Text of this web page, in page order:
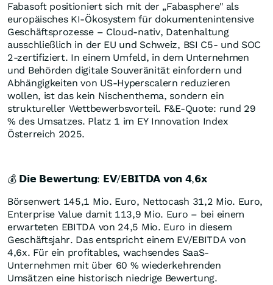
Fabasoft positioniert sich mit der „Fabasphere" als
europäisches KI-Ökosystem für dokumentenintensive
Geschäftsprozesse – Cloud-nativ, Datenhaltung
ausschließlich in der EU und Schweiz, BSI C5- und SOC
2-zertifiziert. In einem Umfeld, in dem Unternehmen
und Behörden digitale Souveränität einfordern und
Abhängigkeiten von US-Hyperscalern reduzieren
wollen, ist das kein Nischenthema, sondern ein
struktureller Wettbewerbsvorteil. F&E-Quote: rund 29
% des Umsatzes. Platz 1 im EY Innovation Index
Österreich 2025.
💰 𝗗𝗶𝗲 𝗕𝗲𝘄𝗲𝗿𝘁𝘂𝗻𝗴: 𝗘𝗩/𝗘𝗕𝗜𝗧𝗗𝗔 𝘃𝗼𝗻 𝟰,𝟲𝘅
Börsenwert 145,1 Mio. Euro, Nettocash 31,2 Mio. Euro,
Enterprise Value damit 113,9 Mio. Euro – bei einem
erwarteten EBITDA von 24,5 Mio. Euro in diesem
Geschäftsjahr. Das entspricht einem EV/EBITDA von
4,6x. Für ein profitables, wachsendes SaaS-
Unternehmen mit über 60 % wiederkehrenden
Umsätzen eine historisch niedrige Bewertung.